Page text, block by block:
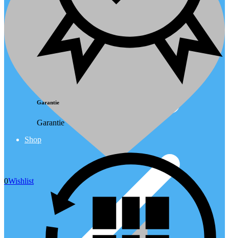
Shop
0Wishlist
Garantie
Garantie